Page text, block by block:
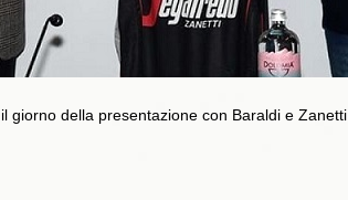
giorno della presentazione con Baraldi e Zanetti